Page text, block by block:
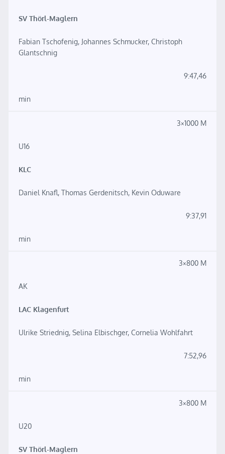
SV Thörl-Maglern
Fabian Tschofenig, Johannes Schmucker, Christoph
Glantschnig
9:47,46
min
3×1000 M
U16
KLC
Daniel Knafl, Thomas Gerdenitsch, Kevin Oduware
9:37,91
min
3×800 M
AK
LAC Klagenfurt
Ulrike Striednig, Selina Elbischger, Cornelia Wohlfahrt
7:52,96
min
3×800 M
U20
SV Thörl-Maglern